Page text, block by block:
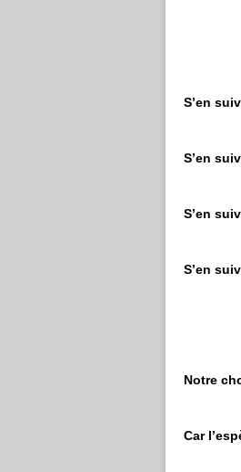
S’en
S’en
S’en
S’en
Notre
Car